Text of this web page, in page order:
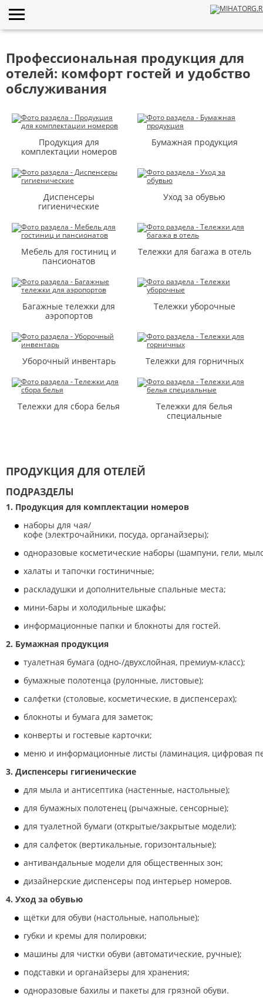
Профессиональная продукция для
отелей: комфорт гостей и удобство
обслуживания
Продукция для
комплектации номеров
Бумажная продукция
Диспенсеры
гигиенические
Уход за обувью
Мебель для гостиниц и
пансионатов
Тележки для багажа в отель
Багажные тележки для
аэропортов
Тележки уборочные
Уборочный инвентарь Тележки для горничных
Тележки для сбора белья
Тележки для белья
специальные
ПРОДУКЦИЯ ДЛЯ ОТЕЛЕЙ
ПОДРАЗДЕЛЫ
1. Продукция для комплектации номеров
наборы для чая/
кофе (электрочайники, посуда, органайзеры);
одноразовые косметические наборы (шампуни, гели,
халаты и тапочки гостиничные;
раскладушки и дополнительные спальные места;
мини‑бары и холодильные шкафы;
информационные папки и блокноты для гостей.
2. Бумажная продукция
туалетная бумага (одно‑/двухслойная, премиум‑класс);
бумажные полотенца (рулонные, листовые);
салфетки (столовые, косметические, в диспенсерах);
блокноты и бумага для заметок;
конверты и гостевые карточки;
меню и информационные листы (ламинация, цифровая
3. Диспенсеры гигиенические
для мыла и антисептика (настенные, настольные);
для бумажных полотенец (рычажные, сенсорные);
для туалетной бумаги (открытые/закрытые модели);
для салфеток (вертикальные, горизонтальные);
антивандальные модели для общественных зон;
дизайнерские диспенсеры под интерьер номеров.
4. Уход за обувью
щётки для обуви (настольные, напольные);
губки и кремы для полировки;
машины для чистки обуви (автоматические, ручные);
подставки и органайзеры для хранения;
одноразовые бахилы и пакеты для грязной обуви.